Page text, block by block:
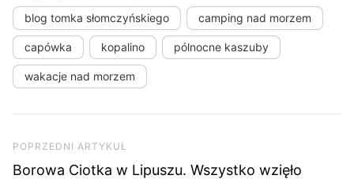
blog tomka słomczyńskiego camping nad morzem
capówka kopalino pólnocne kaszuby
wakacje nad morzem
Poprzedni artykuł
POPRZEDNI ARTYKUŁ
Borowa Ciotka w Lipuszu. Wszystko wzięło